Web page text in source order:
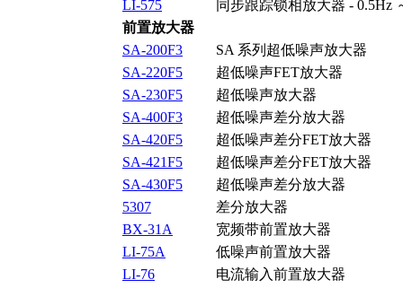
LI-575
同步跟踪锁相放大器 - 0.5Hz
前置放大器
SA-200F3
SA 系列超低噪声放大器
SA-220F5
超低噪声FET放大器
SA-230F5
超低噪声放大器
SA-400F3
超低噪声差分放大器
SA-420F5
超低噪声差分FET放大器
SA-421F5
超低噪声差分FET放大器
SA-430F5
超低噪声差分放大器
5307
差分放大器
BX-31A
宽频带前置放大器
LI-75A
低噪声前置放大器
LI-76
电流输入前置放大器